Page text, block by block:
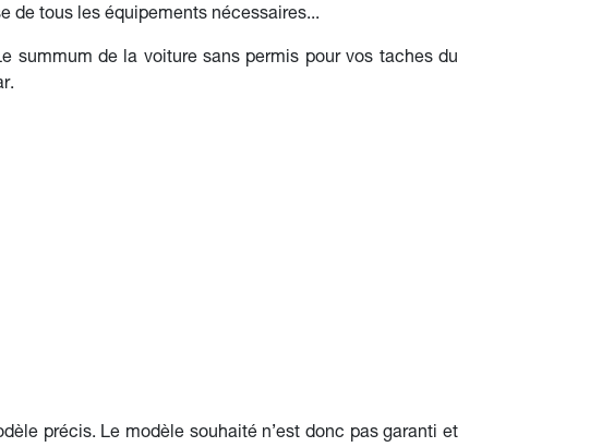
de tous les équipements nécessaires...
summum de la voiture sans permis pour vos taches du
précis. Le modèle souhaité n’est donc pas garanti et